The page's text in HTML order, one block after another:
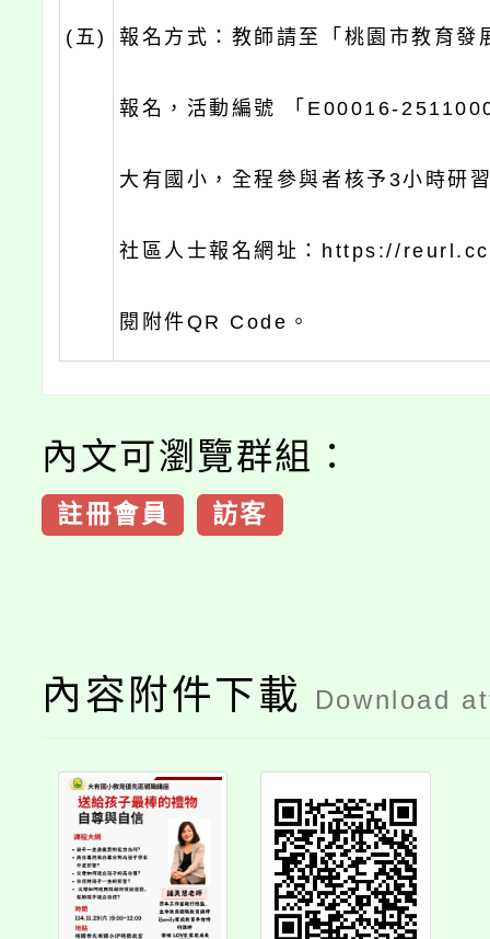
(五) 報名方式：教師請至「桃園市教育發
報名，活動編號 「E00016-
大有國小，全程參與者核予3小時研
社區人士報名網址：https://
閱附件QR Code。
內文可瀏覽群組：
註冊會員 訪客
內容附件下載 Download